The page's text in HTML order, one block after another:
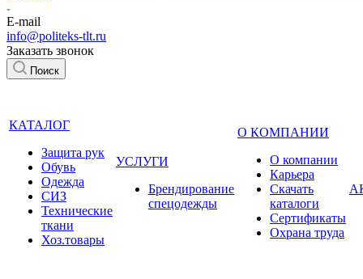
E-mail
info@politeks-tlt.ru
Заказать звонок
Поиск
КАТАЛОГ
Защита рук
Обувь
Одежда
СИЗ
Технические
ткани
Хоз.товары
УСЛУГИ
Брендирование
спецодежды
О КОМПАНИИ
О компании
Карьера
Cкачать
каталоги
Сертификаты
Охрана труда